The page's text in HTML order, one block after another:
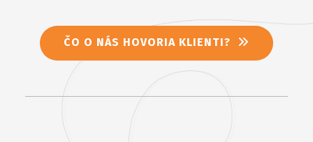
ČO O NÁS HOVORIA KLIENTI?